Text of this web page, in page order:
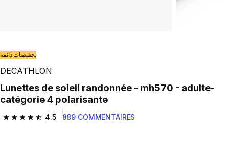
Play Video
تخفيضات دائمة
DECATHLON
Lunettes de soleil randonnée - mh570 - adulte-
catégorie 4 polarisante
4.5
4.5 out of 5 stars from 889 reviews
889 COMMENTAIRES